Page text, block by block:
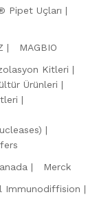
Pipet Uçları
MAGBIO
Kitleri
Ürünleri
Merck
Immunodiffision